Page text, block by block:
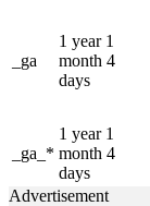
_ga
1 year 1
month 4
days
_ga_*
1 year 1
month 4
days
Advertisement